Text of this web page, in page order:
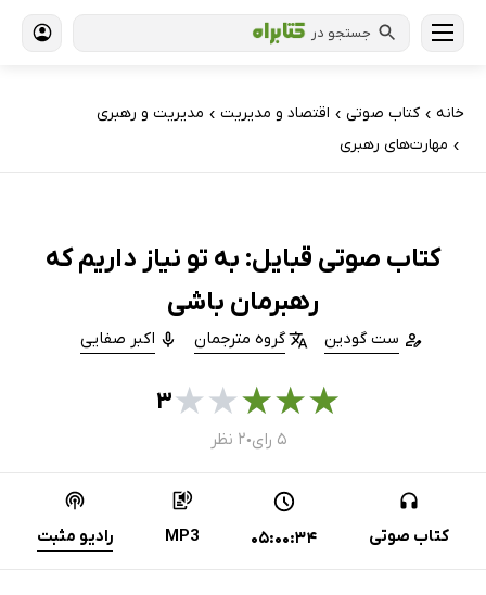
جستجو در
خانه › کتاب‌ صوتی › اقتصاد و مدیریت › مدیریت و رهبری
› مهارت‌های رهبری
کتاب صوتی قبایل: به تو نیاز داریم که
رهبرمان باشی
ست گودین گروه مترجمان اکبر صفایی
★
★
★
★
★۳
۵ رای ● ۲ نظر
کتاب صوتی 05:00:34
MP3 رادیو مثبت